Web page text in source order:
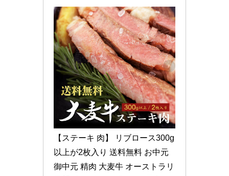
【ステーキ 肉】 リブロース300g
以上が2枚入り 送料無料 お中元
御中元 精肉 大麦牛 オーストラリ